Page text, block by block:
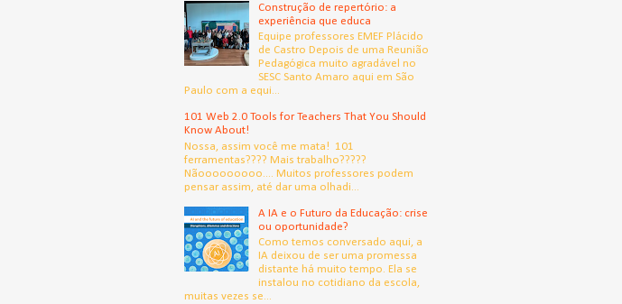
Construção de repertório: a
experiência que educa
Equipe professores EMEF Plácido
de Castro Depois de uma Reunião
Pedagógica muito agradável no
SESC Santo Amaro aqui em São
Paulo com a equi...
101 Web 2.0 Tools for Teachers That You Should
Know About!
Nossa, assim você me mata! 101
ferramentas???? Mais trabalho?????
Nãooooooooo.... Muitos professores podem
pensar assim, até dar uma olhadi...
A IA e o Futuro da Educação: crise
ou oportunidade?
Como temos conversado aqui, a
IA deixou de ser uma promessa
distante há muito tempo. Ela se
instalou no cotidiano da escola,
muitas vezes se...